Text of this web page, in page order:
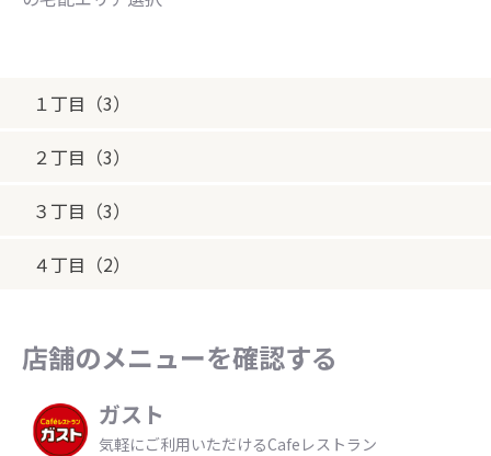
１丁目（3）
２丁目（3）
３丁目（3）
４丁目（2）
店舗のメニューを確認する
ガスト
気軽にご利用いただけるCafeレストラン